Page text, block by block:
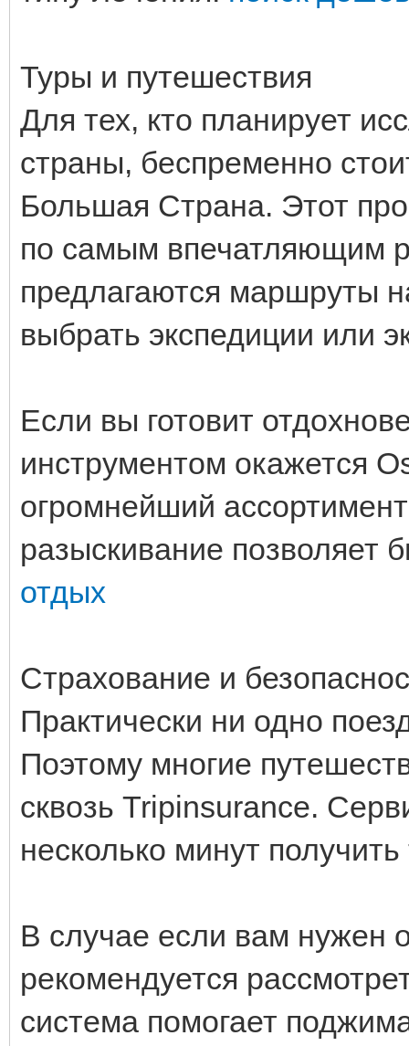
Туры и путешествия
Для тех, кто планирует
страны, беспременно
Большая Страна. Этот
по самым впечатляющим
предлагаются маршруты
выбрать экспедиции или
Если вы готовит
инструментом окажется
огромнейший
разыскивание позволяет
отдых
Страхование и
Практически ни одно
Поэтому многие
сквозь Tripinsurance.
несколько минут
В случае если вам нужен
рекомендуется
система помогает